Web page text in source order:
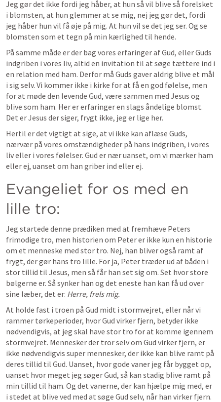
Jeg gør det ikke fordi jeg håber, at hun så vil blive så forelsket
i blomsten, at hun glemmer at se mig, nej jeg gør det, fordi
jeg håber hun vil få øje på mig. At hun vil se det jeg ser. Og se
blomsten som et tegn på min kærlighed til hende.
På samme måde er der bag vores erfaringer af Gud, eller Guds
indgriben i vores liv, altid en invitation til at søge tættere ind i
en relation med ham. Derfor må Guds gaver aldrig blive et mål
i sig selv. Vi kommer ikke i kirke for at få en god følelse, men
for at møde den levende Gud, være sammen med Jesus og
blive som ham. Her er erfaringer en slags åndelige blomst.
Det er Jesus der siger, frygt ikke, jeg er lige her.
Hertil er det vigtigt at sige, at vi ikke kan aflæse Guds,
nærvær på vores omstændigheder på hans indgriben, i vores
liv eller i vores følelser. Gud er nær uanset, om vi mærker ham
eller ej, uanset om han griber ind eller ej.
Evangeliet for os med en
lille tro:
Jeg startede denne prædiken med at fremhæve Peters
frimodige tro, men historien om Peter er ikke kun en historie
om et menneske med stor tro. Nej, han bliver også ramt af
frygt, der gør hans tro lille. For ja, Peter træder ud af båden i
stor tillid til Jesus, men så får han set sig om. Set hvor store
bølgerne er. Så synker han og det eneste han kan få ud over
sine læber, det er: Herre, frels mig.
At holde fast i troen på Gud midt i stormvejret, eller når vi
rammer tørkeperioder, hvor Gud virker fjern, betyder ikke
nødvendigvis, at jeg skal have stor tro for at komme igennem
stormvejret. Mennesker der tror selv om Gud virker fjern, er
ikke nødvendigvis super mennesker, der ikke kan blive ramt på
deres tillid til Gud. Uanset, hvor gode vaner jeg får bygget op,
uanset hvor meget jeg søger Gud, så kan stadig blive ramt på
min tillid til ham. Og det vanerne, der kan hjælpe mig med, er
i stedet at blive ved med at søge Gud selv, når han virker fjern.